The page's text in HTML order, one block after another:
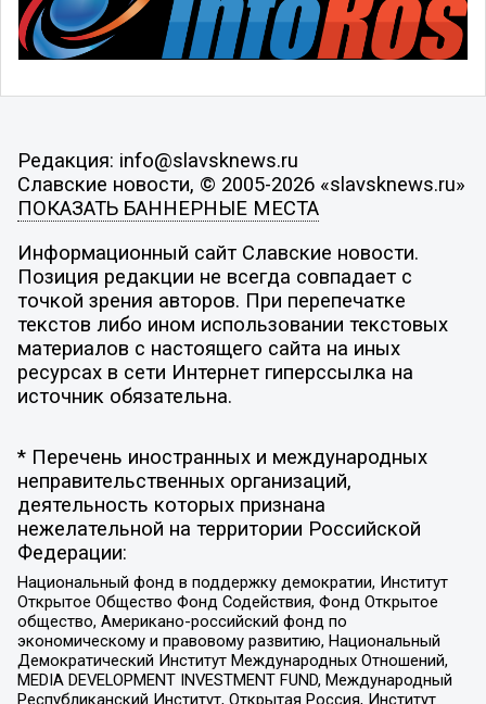
Редакция: info@slavsknews.ru
Славские новости, © 2005-2026 «slavsknews.ru»
ПОКАЗАТЬ БАННЕРНЫЕ МЕСТА
Информационный сайт Славские новости.
Позиция редакции не всегда совпадает с
точкой зрения авторов. При перепечатке
текстов либо ином использовании текстовых
материалов с настоящего сайта на иных
ресурсах в сети Интернет гиперссылка на
источник обязательна.
* Перечень иностранных и международных
неправительственных организаций,
деятельность которых признана
нежелательной на территории Российской
Федерации:
Национальный фонд в поддержку демократии, Институт
Открытое Общество Фонд Содействия, Фонд Открытое
общество, Американо-российский фонд по
экономическому и правовому развитию, Национальный
Демократический Институт Международных Отношений,
MEDIA DEVELOPMENT INVESTMENT FUND, Международный
Республиканский Институт, Открытая Россия, Институт